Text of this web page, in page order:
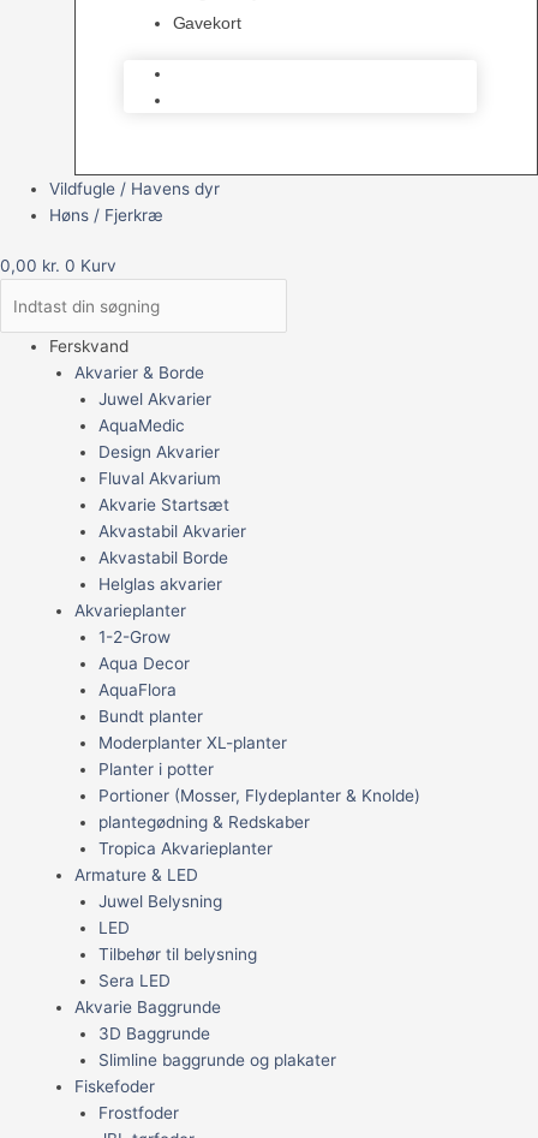
Gavekort
Vildfugle / Havens dyr
Høns / Fjerkræ
0,00 kr. 0 Kurv
Ferskvand
Akvarier & Borde
Juwel Akvarier
AquaMedic
Design Akvarier
Fluval Akvarium
Akvarie Startsæt
Akvastabil Akvarier
Akvastabil Borde
Helglas akvarier
Akvarieplanter
1-2-Grow
Aqua Decor
AquaFlora
Bundt planter
Moderplanter XL-planter
Planter i potter
Portioner (Mosser, Flydeplanter & Knolde)
plantegødning & Redskaber
Tropica Akvarieplanter
Armature & LED
Juwel Belysning
LED
Tilbehør til belysning
Sera LED
Akvarie Baggrunde
3D Baggrunde
Slimline baggrunde og plakater
Fiskefoder
Frostfoder